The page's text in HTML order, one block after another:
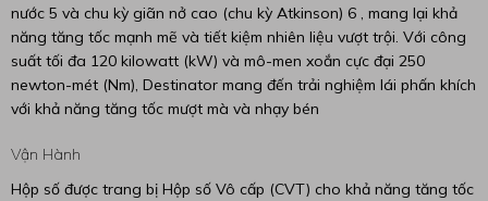
nước 5 và chu kỳ giãn nở cao (chu kỳ Atkinson) 6 , mang lại khả
năng tăng tốc mạnh mẽ và tiết kiệm nhiên liệu vượt trội. Với công
suất tối đa 120 kilowatt (kW) và mô-men xoắn cực đại 250
newton-mét (Nm), Destinator mang đến trải nghiệm lái phấn khích
với khả năng tăng tốc mượt mà và nhạy bén
Vận Hành
Hộp số được trang bị Hộp số Vô cấp (CVT) cho khả năng tăng tốc